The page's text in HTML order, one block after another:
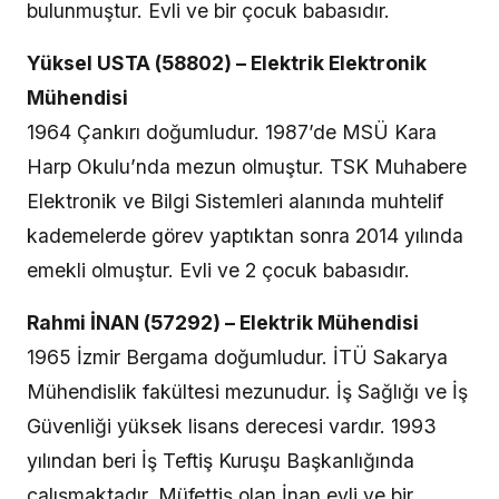
bulunmuştur. Evli ve bir çocuk babasıdır.
Yüksel USTA (58802) – Elektrik Elektronik
Mühendisi
1964 Çankırı doğumludur. 1987’de MSÜ Kara
Harp Okulu’nda mezun olmuştur. TSK Muhabere
Elektronik ve Bilgi Sistemleri alanında muhtelif
kademelerde görev yaptıktan sonra 2014 yılında
emekli olmuştur. Evli ve 2 çocuk babasıdır.
Rahmi İNAN (57292) – Elektrik Mühendisi
1965 İzmir Bergama doğumludur. İTÜ Sakarya
Mühendislik fakültesi mezunudur. İş Sağlığı ve İş
Güvenliği yüksek lisans derecesi vardır. 1993
yılından beri İş Teftiş Kuruşu Başkanlığında